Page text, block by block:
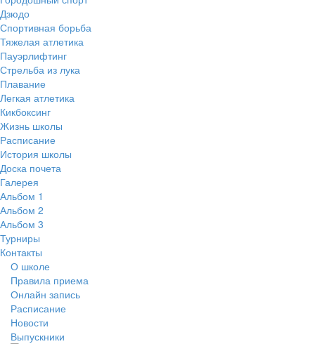
Дзюдо
Спортивная борьба
Тяжелая атлетика
Пауэрлифтинг
Стрельба из лука
Плавание
Легкая атлетика
Кикбоксинг
Жизнь школы
Расписание
История школы
Доска почета
Галерея
Альбом 1
Альбом 2
Альбом 3
Турниры
Контакты
О школе
Правила приема
Онлайн запись
Расписание
Новости
Выпускники